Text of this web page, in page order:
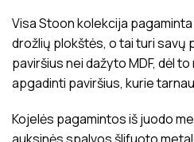
Visa Stoon kolekcija
drožlių plokštės, o tai turi savų
paviršius nei dažyto MDF, dėl
apgadinti paviršius, kurie
Kojelės pagamintos iš juodo